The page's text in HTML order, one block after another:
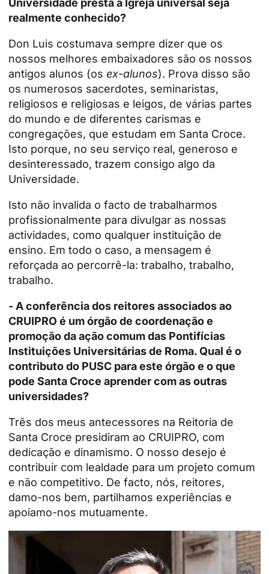
Universidade presta à Igreja universal seja
realmente conhecido?
Don Luis costumava sempre dizer que os
nossos melhores embaixadores são os nossos
antigos alunos (os ex-alunos). Prova disso são
os numerosos sacerdotes, seminaristas,
religiosos e religiosas e leigos, de várias partes
do mundo e de diferentes carismas e
congregações, que estudam em Santa Croce.
Isto porque, no seu serviço real, generoso e
desinteressado, trazem consigo algo da
Universidade.
Isto não invalida o facto de trabalharmos
profissionalmente para divulgar as nossas
actividades, como qualquer instituição de
ensino. Em todo o caso, a mensagem é
reforçada ao percorrê-la: trabalho, trabalho,
trabalho.
- A conferência dos reitores associados ao
CRUIPRO é um órgão de coordenação e
promoção da ação comum das Pontifícias
Instituições Universitárias de Roma. Qual é o
contributo do PUSC para este órgão e o que
pode Santa Croce aprender com as outras
universidades?
Três dos meus antecessores na Reitoria de
Santa Croce presidiram ao CRUIPRO, com
dedicação e dinamismo. O nosso desejo é
contribuir com lealdade para um projeto comum
e não competitivo. De facto, nós, reitores,
damo-nos bem, partilhamos experiências e
apoiamo-nos mutuamente.